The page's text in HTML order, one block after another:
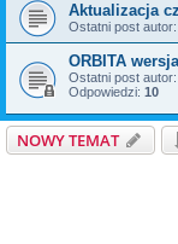
Aktualizacja
Ostatni post autor:
ORBITA
Ostatni post autor:
Odpowiedzi: 10
NOWY TEMAT